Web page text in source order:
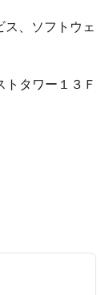
ス、ソフトウェ
タワー１３Ｆ